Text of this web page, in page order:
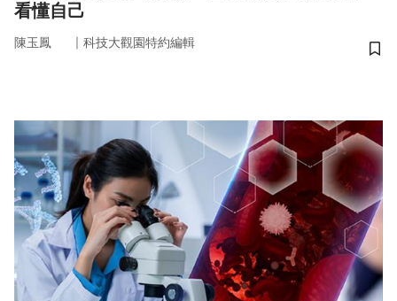
看懂自己
陳玉鳳 ｜ 科技大觀園特約編輯
儲